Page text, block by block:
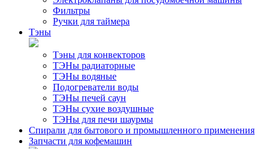
Фильтры
Ручки для таймера
Тэны
Тэны для конвекторов
ТЭНы радиаторные
ТЭНы водяные
Подогреватели воды
ТЭНы печей саун
ТЭНы сухие воздушные
ТЭНы для печи шаурмы
Спирали для бытового и промышленного применения
Запчасти для кофемашин